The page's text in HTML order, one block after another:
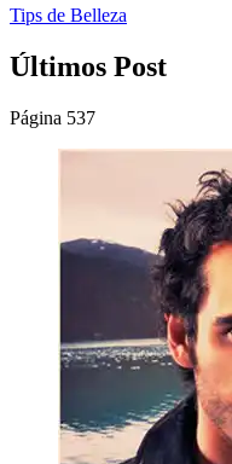
Tips de Belleza
Últimos Post
Página 537